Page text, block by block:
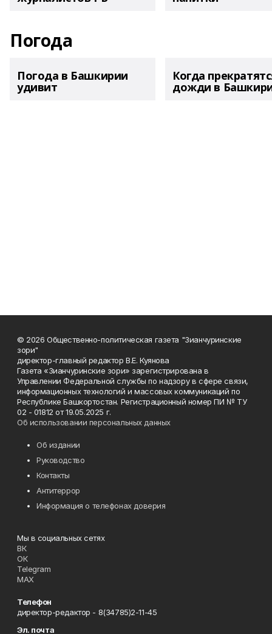
Погода
Погода в Башкирии
удивит
Когда
дожди в
© 2026 Общественно-политическая газета "Зианчуринские
зори"
директор-главный редактор В.Е. Куянова
Газета «Зианчуринские зори» зарегистрирована в
Управлении Федеральной службы по надзору в сфере связи,
информационных технологий и массовых коммуникаций по
Республике Башкортостан. Регистрационный номер ПИ № ТУ
02 - 01812 от 19.05.2025 г.
Об использовании персональных данных
Об издании
Руководство
Контакты
Антитеррор
Информация о телефонах доверия
Мы в социальных сетях
ВК
ОК
Telegram
MAX
Телефон
директор-редактор - 8(34785)2-11-45
Эл. почта